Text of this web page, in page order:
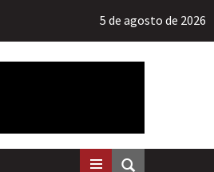
5 de agosto de 2026